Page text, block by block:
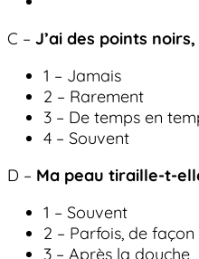
C – J’ai des points
1 – Jamais
2 – Rarement
3 – De temps en
4 – Souvent
D – Ma peau tiraille-t-
1 – Souvent
2 – Parfois, de
3 – Après la douche